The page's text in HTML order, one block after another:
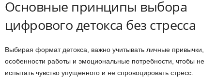
Основные принципы выбора
цифрового детокса без стресса
Выбирая формат детокса, важно учитывать личные привычки,
особенности работы и эмоциональные потребности, чтобы не
испытать чувство упущенного и не спровоцировать стресс.